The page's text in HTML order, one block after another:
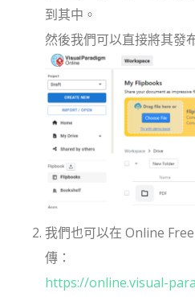
到其中。
然後我們可以直接將其發
我們也可以在 Online
傳：
https://online.visual-